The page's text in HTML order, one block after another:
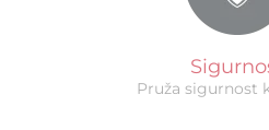
Pruža sigurnost